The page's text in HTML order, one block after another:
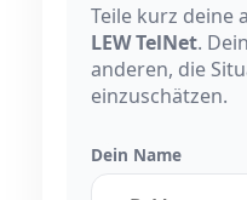
Teile kurz deine
LEW TelNet.
anderen, die
einzuschätzen.
Dein Name